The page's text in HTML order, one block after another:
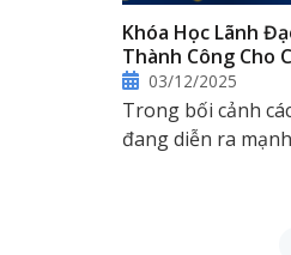
Khóa Học Lãnh
Thành Công Cho
03/12/2025
Trong bối cảnh
đang diễn ra